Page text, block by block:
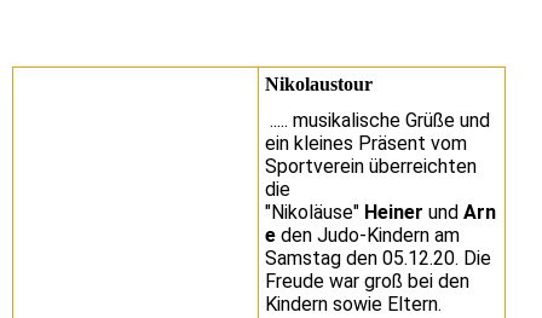
Nikolaustour
..... musikalische Grüße und
ein kleines Präsent vom
Sportverein überreichten
die
"Nikoläuse" Heiner und Arn
e den Judo-Kindern am
Samstag den 05.12.20. Die
Freude war groß bei den
Kindern sowie Eltern.